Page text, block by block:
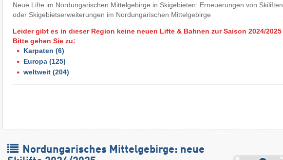
Neue Lifte im Nordungarischen Mittelgebirge in Skigebieten: Erneuerungen von Skiliften
oder Skigebietserweiterungen im Nordungarischen Mittelgebirge
Leider gibt es in dieser Region keine neuen Lifte & Bahnen zur Saison 2024/2025
Bitte gehen Sie zu:
Karpaten (6)
Europa (125)
weltweit (204)
Nordungarisches Mittelgebirge: neue